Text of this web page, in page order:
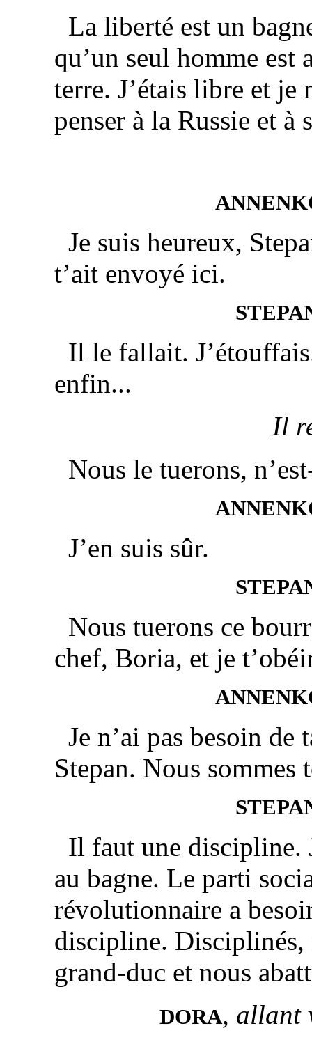
La liberté est un
qu’un seul homme est
terre. J’étais libre et je
penser à la Russie et à
Je suis heureux,
t’ait envoyé ici.
Il le fallait.
enfin...
Il
Nous le tuerons,
J’en suis sûr.
Nous tuerons ce
chef, Boria, et je
Je n’ai pas besoin de
Stepan. Nous sommes
Il faut une discipline.
au bagne. Le parti
révolutionnaire a
discipline. Disciplinés,
grand-duc et nous
DORA, allant